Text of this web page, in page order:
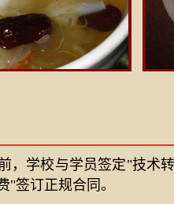
，学校与学员签定"技术
"签订正规合同。